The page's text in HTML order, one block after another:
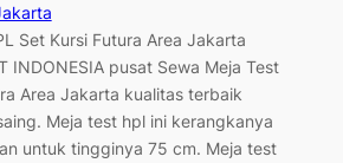
Set Kursi Futura Area Jakarta
INDONESIA pusat Sewa Meja Test
Area Jakarta kualitas terbaik
Meja test hpl ini kerangkanya
untuk tingginya 75 cm. Meja test